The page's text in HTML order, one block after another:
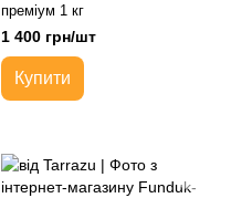
преміум 1 кг
1 400 грн/шт
Купити